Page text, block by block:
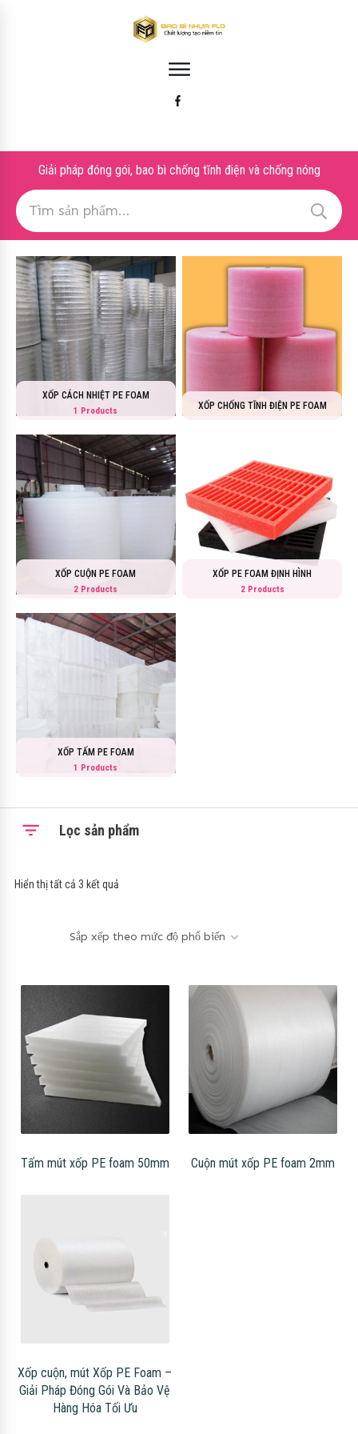
Giải pháp đóng gói, bao bì chống tĩnh điện và chống nóng
Tìm
kiếm:
XỐP CÁCH NHIỆT PE FOAM
1 Products XỐP CHỐNG TĨNH ĐIỆN PE FOAM
XỐP CUỘN PE FOAM
2 Products
XỐP PE FOAM ĐỊNH HÌNH
2 Products
XỐP TẤM PE FOAM
1 Products
Lọc sản phẩm
Hiển thị tất cả 3 kết quả
Tấm mút xốp PE foam 50mm Cuộn mút xốp PE foam 2mm
Xốp cuộn, mút Xốp PE Foam –
Giải Pháp Đóng Gói Và Bảo Vệ
Hàng Hóa Tối Ưu